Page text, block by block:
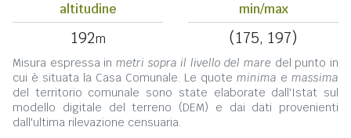
altitudine
192m
min/max
(175, 197)
Misura espressa in metri sopra il livello del mare del punto in
cui è situata la Casa Comunale. Le quote minima e massima
del territorio comunale sono state elaborate dall'Istat sul
modello digitale del terreno (DEM) e dai dati provenienti
dall'ultima rilevazione censuaria.